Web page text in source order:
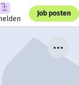
Job posten